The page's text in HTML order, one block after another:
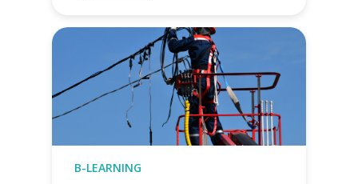
B-LEARNING